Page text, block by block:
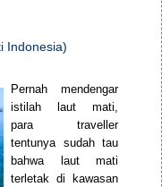
Indonesia)
Pernah mendengar
istilah laut mati,
para traveller
tentunya sudah tau
bahwa laut mati
terletak di kawasan